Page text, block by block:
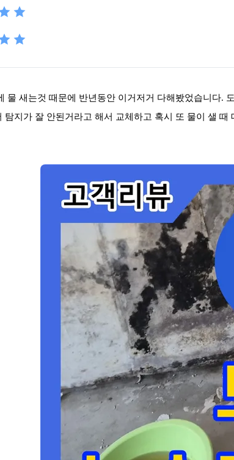
물 새는것 때문에 반년동안 이거저거 다해봤었습니다.
탐지가 잘 안된거라고 해서 교체하고 혹시 또 물이 샐 때